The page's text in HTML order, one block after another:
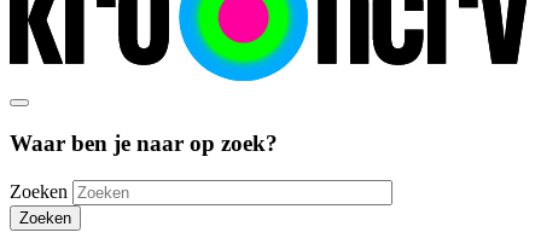
Waar ben je naar op zoek?
Zoeken
Zoeken